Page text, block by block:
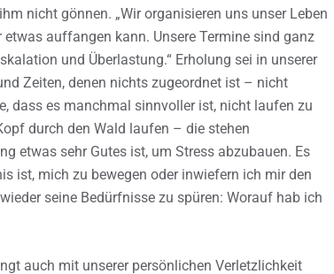
nicht gönnen. „Wir organisieren uns unser Leben
auffangen kann. Unsere Termine sind ganz
und Überlastung.“ Erholung sei in unserer
Zeiten, denen nichts zugeordnet ist – nicht
dass es manchmal sinnvoller ist, nicht laufen zu
durch den Wald laufen – die stehen
etwas sehr Gutes ist, um Stress abzubauen. Es
ist, mich zu bewegen oder inwiefern ich mir den
seine Bedürfnisse zu spüren: Worauf hab ich
auch mit unserer persönlichen Verletzlichkeit